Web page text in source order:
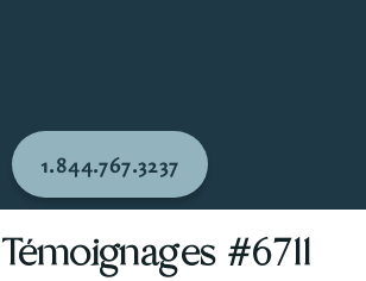
1.844.767.3237
Témoignages #6711